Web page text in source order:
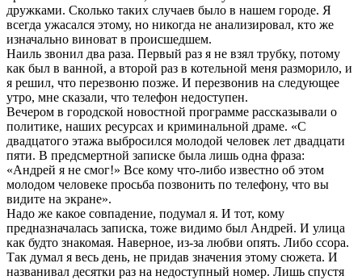
дружками. Сколько таких случаев было в нашем городе. Я
всегда ужасался этому, но никогда не анализировал, кто же
изначально виноват в происшедшем.
Наиль звонил два раза. Первый раз я не взял трубку, потому
как был в ванной, а второй раз в котельной меня разморило, и
я решил, что перезвоню позже. И перезвонив на следующее
утро, мне сказали, что телефон недоступен.
Вечером в городской новостной программе рассказывали о
политике, наших ресурсах и криминальной драме. «С
двадцатого этажа выбросился молодой человек лет двадцати
пяти. В предсмертной записке была лишь одна фраза:
«Андрей я не смог!» Все кому что-либо известно об этом
молодом человеке просьба позвонить по телефону, что вы
видите на экране».
Надо же какое совпадение, подумал я. И тот, кому
предназначалась записка, тоже видимо был Андрей. И улица
как будто знакомая. Наверное, из-за любви опять. Либо ссора.
Так думал я весь день, не придав значения этому сюжета. И
названивал десятки раз на недоступный номер. Лишь спустя